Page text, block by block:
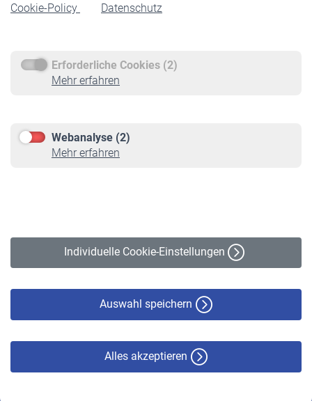
Cookie-Policy
Datenschutz
Erforderliche Cookies (2)
Mehr erfahren
Webanalyse (2)
Mehr erfahren
Individuelle Cookie-Einstellungen
Auswahl speichern
Alles akzeptieren
Rente beantragen
Service
Informationen
Online-Rechner
VBLnewsletter
Erklärung zur Barrierefreiheit
© VBL 2026